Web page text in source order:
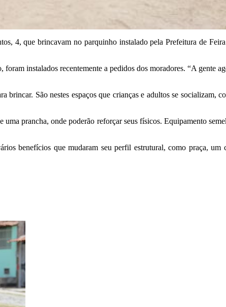
4, que brincavam no parquinho instalado pela Prefeitura de
instalados recentemente a pedidos dos moradores. “A gente
São nestes espaços que crianças e adultos se socializam,
prancha, onde poderão reforçar seus físicos. Equipamento
benefícios que mudaram seu perfil estrutural, como praça, um